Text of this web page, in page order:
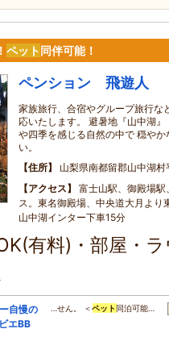
ペット同伴可能！
ペンション 飛遊人
家族旅行、合宿やグループ旅行な
応いたします。 避暑地『山中湖
や四季を感じる自然の中で 穏や
い。
住所
山梨県南都留郡山中湖
アクセス
富士山駅、御殿場
ス。東名御殿場、中央道大月より
山中湖インター下車15分
有料)・部屋・
自慢の
エBB
…せん。 ＜ペット 同泊可能…